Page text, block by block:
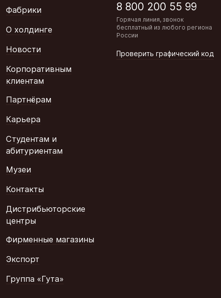
Фабрики
О холдинге
Новости
Корпоративным
клиентам
Партнёрам
Карьера
Студентам и
абитуриентам
Музеи
Контакты
Дистрибьюторские
центры
Фирменные магазины
Экспорт
Группа «Гута»
8 800 200 55 99
Горячая линия, звонок
бесплатный из любого региона
России
Проверить графический код